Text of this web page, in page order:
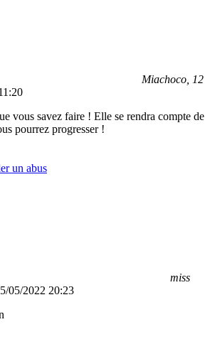
Miachoco, 12
vous savez faire ! Elle se rendra compte de
pourrez progresser !
un abus
miss
05/2022 20:23